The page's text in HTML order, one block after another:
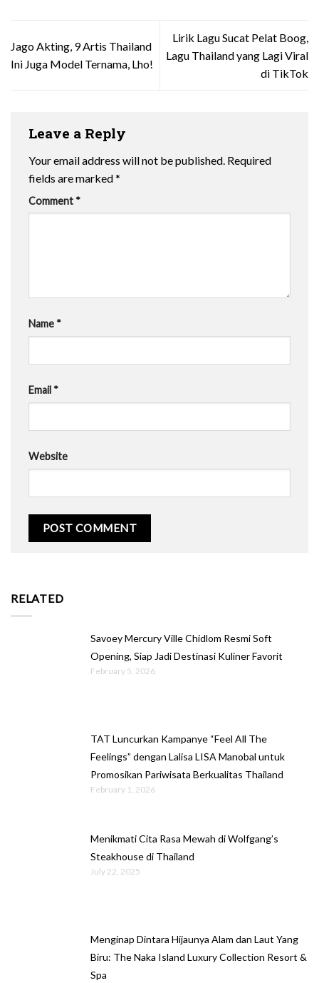
Jago Akting, 9 Artis Thailand
Ini Juga Model Ternama, Lho!
Lirik Lagu Sucat Pelat Boog,
Lagu Thailand yang Lagi Viral
di TikTok
Leave a Reply
Your email address will not be published. Required
fields are marked*
Comment *
Name *
Email *
Website
RELATED
Savoey Mercury Ville Chidlom Resmi Soft
Opening, Siap Jadi Destinasi Kuliner Favorit
February 5, 2026
TAT Luncurkan Kampanye “Feel All The
Feelings” dengan Lalisa LISA Manobal untuk
Promosikan Pariwisata Berkualitas Thailand
February 1, 2026
Menikmati Cita Rasa Mewah di Wolfgang’s
Steakhouse di Thailand
July 22, 2025
Menginap Dintara Hijaunya Alam dan Laut Yang
Biru: The Naka Island Luxury Collection Resort &
Spa